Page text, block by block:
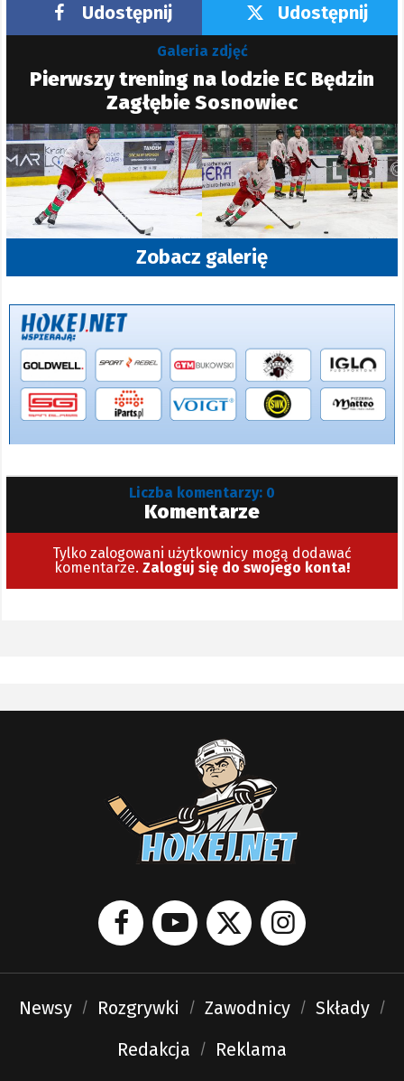
Udostępnij Udostępnij
Galeria zdjęć
Pierwszy trening na lodzie EC Będzin
Zagłębie Sosnowiec
Zobacz galerię
Liczba komentarzy: 0
Komentarze
Tylko zalogowani użytkownicy mogą dodawać
komentarze. Zaloguj się do swojego konta!
Newsy Rozgrywki Zawodnicy
Składy
Redakcja
Reklama